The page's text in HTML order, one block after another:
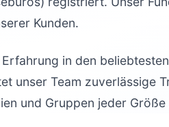
Kunden.
in den
unser Team zuverlässige
und Gruppen jeder